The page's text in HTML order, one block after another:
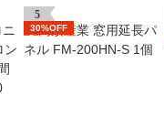
5
30%OFF